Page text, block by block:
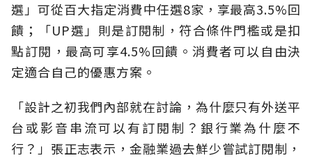
選」可從百大指定消費中任選8家，享最高3.5%回
饋；「UP選」則是訂閱制，符合條件門檻或是扣
點訂閱，最高可享4.5%回饋。消費者可以自由決
定適合自己的優惠方案。
「設計之初我們內部就在討論，為什麼只有外送平
台或影音串流可以有訂閱制？銀行業為什麼不
行？」張正志表示，金融業過去鮮少嘗試訂閱制，